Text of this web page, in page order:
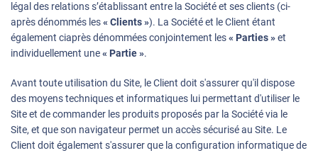
légal des relations s’établissant entre la Société et ses clients (ci-
après dénommés les« Clients »). La Société et le Client étant
également ciaprès dénommées conjointement les« Parties »et
individuellement une« Partie ».
Avant toute utilisation du Site, le Client doit s'assurer qu'il dispose
des moyens techniques et informatiques lui permettant d'utiliser le
Site et de commander les produits proposés par la Société via le
Site, et que son navigateur permet un accès sécurisé au Site. Le
Client doit également s'assurer que la configuration informatique de